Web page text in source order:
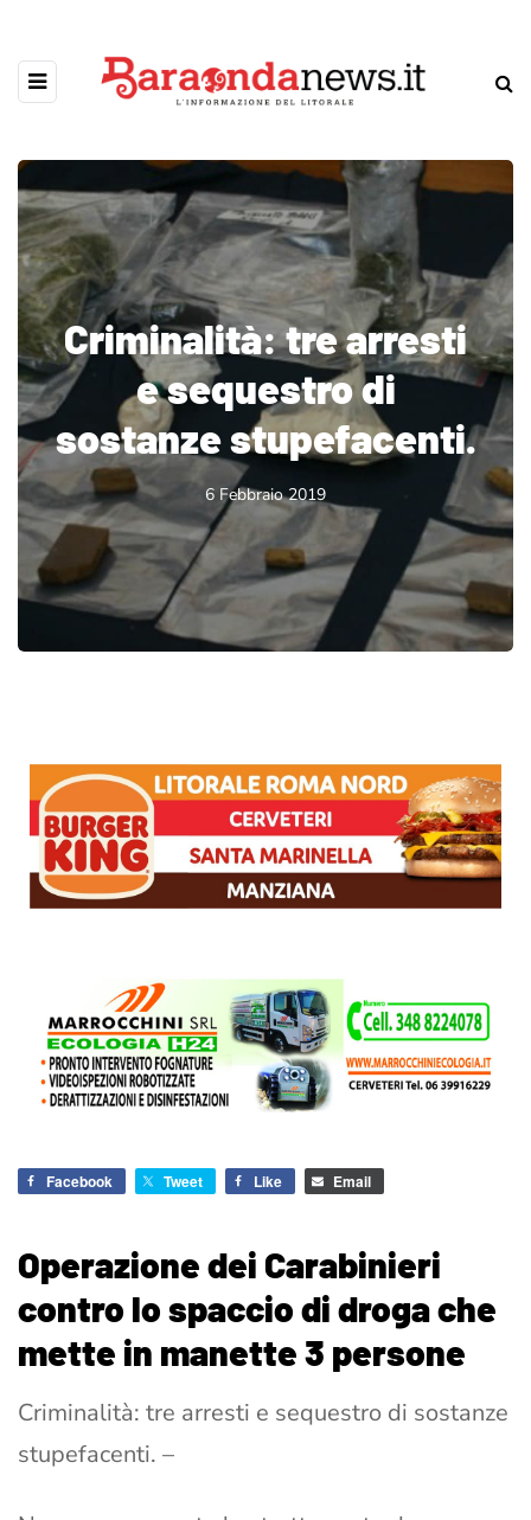
Criminalità: tre arresti
e sequestro di
sostanze stupefacenti.
6 Febbraio 2019
Facebook Tweet Like Email
Operazione dei Carabinieri
contro lo spaccio di droga che
mette in manette 3 persone
Criminalità: tre arresti e sequestro di sostanze
stupefacenti. –